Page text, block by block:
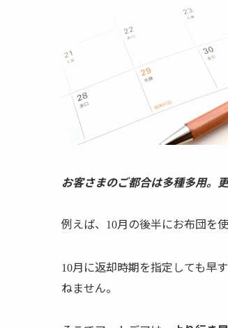
お客さまのご都合は多種多用。
例えば、 10月の後半にお布団を
10月に返却時期を指定しても早
ねません。